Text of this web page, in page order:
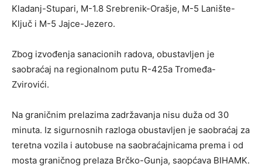
Kladanj-Stupari, M-1.8 Srebrenik-Orašje, M-5 Lanište-
Ključ i M-5 Jajce-Jezero.
Zbog izvođenja sanacionih radova, obustavljen je
saobraćaj na regionalnom putu R-425a Tromeđa-
Zvirovići.
Na graničnim prelazima zadržavanja nisu duža od 30
minuta. Iz sigurnosnih razloga obustavljen je saobraćaj za
teretna vozila i autobuse na saobraćajnicama prema i od
mosta graničnog prelaza Brčko-Gunja, saopćava BIHAMK.